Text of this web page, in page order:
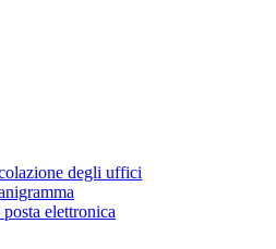
degli uffici
elettronica